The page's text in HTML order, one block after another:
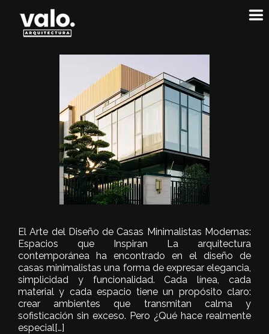
El Arte del Diseño de Casas Minimalistas Modernas:
Espacios que Inspiran La arquitectura
contemporánea ha encontrado en el diseño de
casas minimalistas una forma de expresar elegancia,
simplicidad y funcionalidad. Cada línea, cada
material y cada espacio tiene un propósito claro:
crear ambientes que transmitan calma y
sofisticación sin exceso. Pero ¿Qué hace realmente
especial[…]